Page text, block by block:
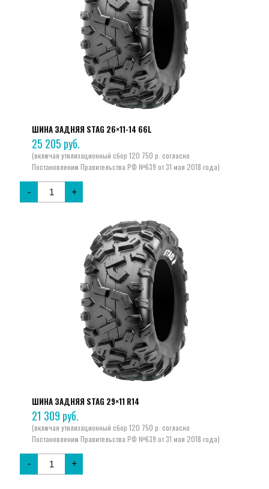
ШИНА ЗАДНЯЯ STAG 26×11-14 66L
25 205 руб.
- +
ШИНА ЗАДНЯЯ STAG 29×11 R14
21 309 руб.
- +